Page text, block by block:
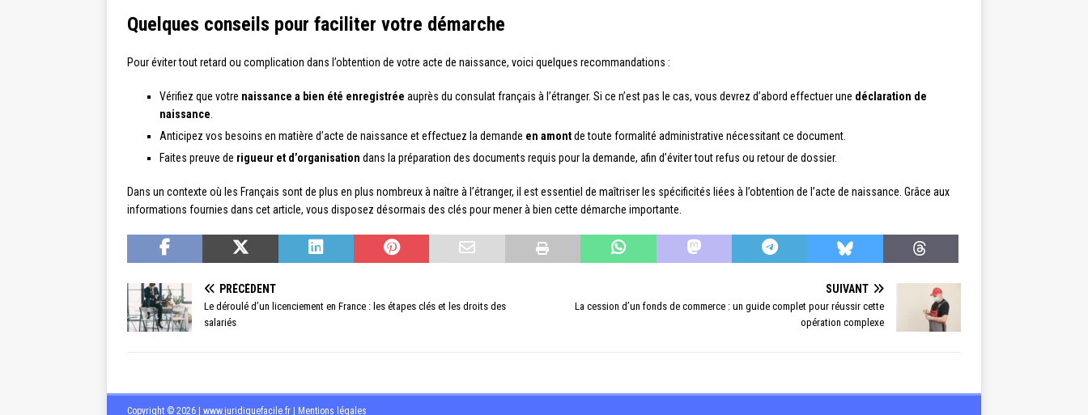
Quelques conseils pour faciliter votre démarche
Pour éviter tout retard ou complication dans l’obtention de votre acte de naissance, voici quelques recommandations :
Vérifiez que votre naissance a bien été enregistrée auprès du consulat français à l’étranger. Si ce n’est pas le cas, vous devrez d’abord effectuer une déclaration de
naissance
Anticipez vos besoins en matière d’acte de naissance et effectuez la demande en amontde toute formalité administrative nécessitant ce document.
Faites preuve de rigueur et d’organisation dans la préparation des documents requis pour la demande, afin d’éviter tout refus ou retour de dossier.
Dans un contexte où les Français sont de plus en plus nombreux à naître à l’étranger, il est essentiel de maîtriser les spécificités liées à l’obtention de l’acte de naissance. Grâce aux
informations fournies dans cet article, vous disposez désormais des clés pour mener à bien cette démarche importante.
PRÉCÉDENT
Le déroulé d’un licenciement en France : les étapes clés et les droits des
salariés
SUIVANT
La cession d’un fonds de commerce : un guide complet pour réussir cette
opération complexe
Copyright © 2026 | www.juridiquefacile.fr Mentions légales